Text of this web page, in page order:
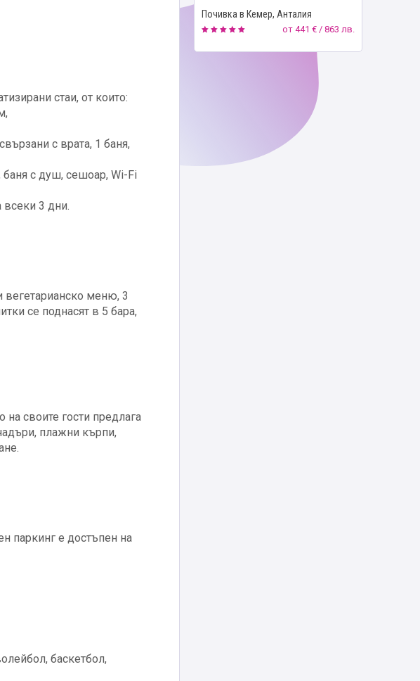
стаи, от които:
с врата, 1 баня,
баня с душ, сешоар, Wi-Fi
всеки 3 дни.
вегетарианско меню, 3
се поднасят в 5 бара,
своите гости предлага
плажни кърпи,
паркинг е достъпен на
баскетбол,
Почивка в Кемер, Анталия
от 441 € / 863 лв.